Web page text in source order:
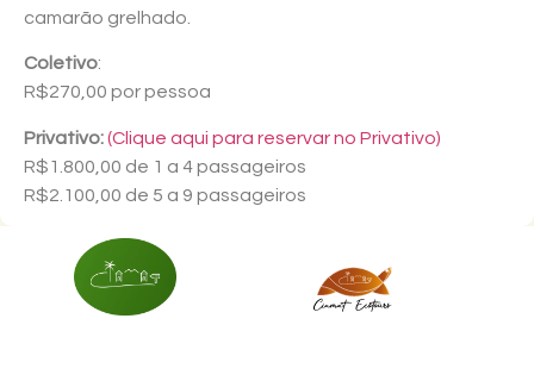
camarão grelhado.
Coletivo:
R$270,00 por pessoa
Privativo:(Clique aqui para reservar no Privativo)
R$1.800,00 de 1 a 4 passageiros
R$2.100,00 de 5 a 9 passageiros